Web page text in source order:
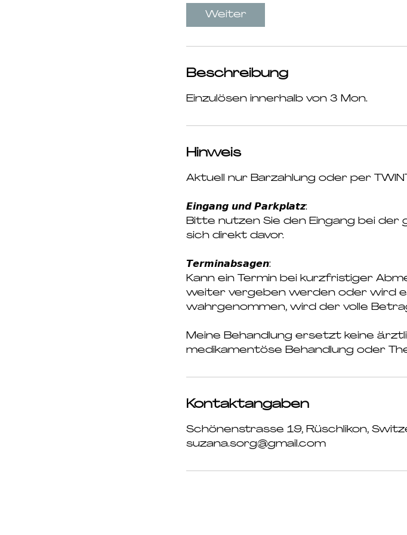
d
Weiter
Beschreibung
Einzulösen innerhalb von 3 Mon.
Hinweis
Aktuell nur Barzahlung oder per
𝙀𝙞𝙣𝙜𝙖𝙣𝙜 𝙪𝙣𝙙 𝙋𝙖𝙧𝙠𝙥𝙡𝙖𝙩𝙯:
Bitte nutzen Sie den Eingang bei der
sich direkt davor.
𝙏𝙚𝙧𝙢𝙞𝙣𝙖𝙗𝙨𝙖𝙜𝙚𝙣:
Kann ein Termin bei kurzfristiger
weiter vergeben werden oder wird
wahrgenommen, wird der volle
Meine Behandlung ersetzt keine
medikamentöse Behandlung oder
Kontaktangaben
Schönenstrasse 19, Rüschlikon,
suzana.sorg@gmail.com